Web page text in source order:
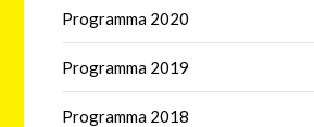
Programma 2020
Programma 2019
Programma 2018